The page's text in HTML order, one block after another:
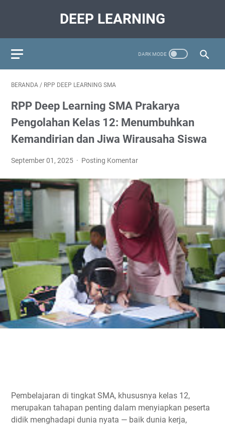
DEEP LEARNING
BERANDA / RPP DEEP LEARNING SMA
RPP Deep Learning SMA Prakarya
Pengolahan Kelas 12: Menumbuhkan
Kemandirian dan Jiwa Wirausaha Siswa
September 01, 2025 Posting Komentar
Pembelajaran di tingkat SMA, khususnya kelas 12,
merupakan tahapan penting dalam menyiapkan peserta
didik menghadapi dunia nyata — baik dunia kerja,